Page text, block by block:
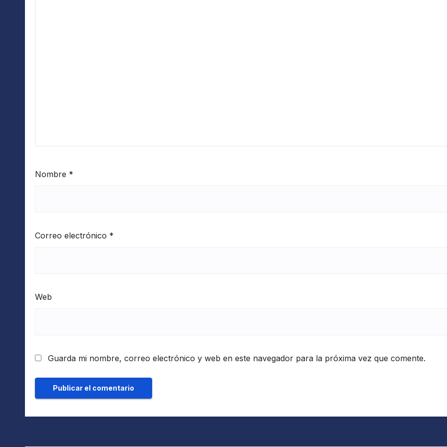
Nombre *
Correo electrónico *
Web
Guarda mi nombre, correo electrónico y web en este navegador para la próxima vez que comente.